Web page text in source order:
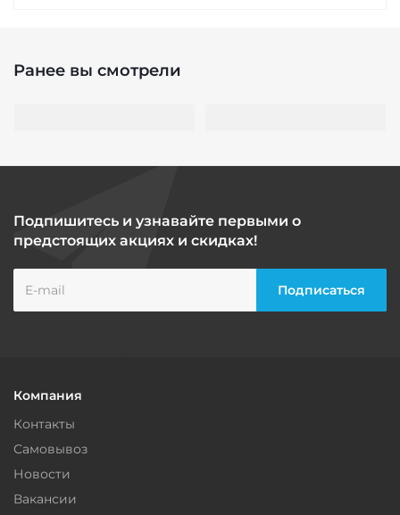
Ранее вы смотрели
Подпишитесь и узнавайте первыми о
предстоящих акциях и скидках!
Компания
Контакты
Самовывоз
Новости
Вакансии